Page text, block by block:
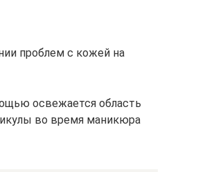
проблем с кожей на
освежается область
во время маникюра